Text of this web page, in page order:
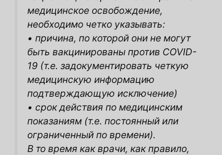
медицинское освобождение,
необходимо четко указывать:
• причина, по которой они не могут
быть вакцинированы против COVID-
19 (т.е. задокументировать четкую
медицинскую информацию
подтверждающую исключение)
• срок действия по медицинским
показаниям (т.е. постоянный или
ограниченный по времени).
В то время как врачи, как правило,